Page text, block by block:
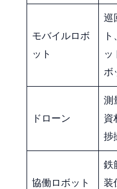
モバイルロボ
ット
巡
ッ
ボ
ドローン
測
資
捗
協働ロボット
鉄
装